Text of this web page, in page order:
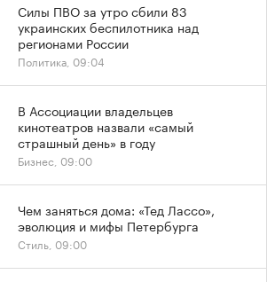
Силы ПВО за утро сбили 83
украинских беспилотника над
регионами России
Политика, 09:04
В Ассоциации владельцев
кинотеатров назвали «самый
страшный день» в году
Бизнес, 09:00
Чем заняться дома: «Тед Лассо»,
эволюция и мифы Петербурга
Стиль, 09:00